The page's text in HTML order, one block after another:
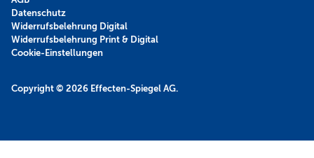
Copyright © 2026 Effecten-Spiegel AG.
Datenschutz
Widerrufsbelehrung Digital
Widerrufsbelehrung Print & Digital
Cookie-Einstellungen